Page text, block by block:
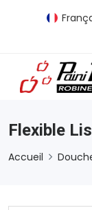
Flexible
Accueil